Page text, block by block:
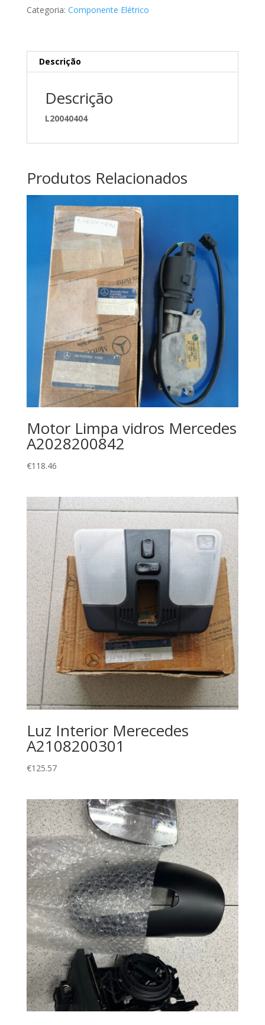
cabos
choque
Mercedes
Categoria: Componente Elétrico
Descrição
Descrição
L20040404
Produtos Relacionados
Motor Limpa vidros Mercedes
A2028200842
€118.46
Luz Interior Merecedes
A2108200301
€125.57